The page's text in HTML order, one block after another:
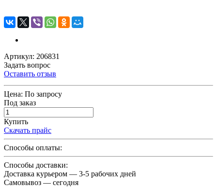
Артикул: 206831
Задать вопрос
Оставить отзыв
Цена: По запросу
Под заказ
Купить
Скачать прайс
Способы оплаты:
Способы доставки:
Доставка курьером — 3-5 рабочих дней
Самовывоз — сегодня